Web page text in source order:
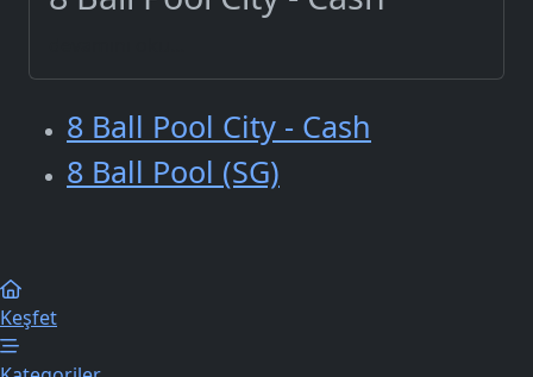
8 Ball Pool City - Cash
8 Ball Pool (SG)
Keşfet